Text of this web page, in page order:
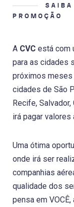
PROMOÇÃO
A CVC está com
para as cidades
próximos meses
cidades de São
Recife,
irá pagar valores
Uma ótima
onde irá ser
companhias
qualidade dos
pensa em VOCÊ,